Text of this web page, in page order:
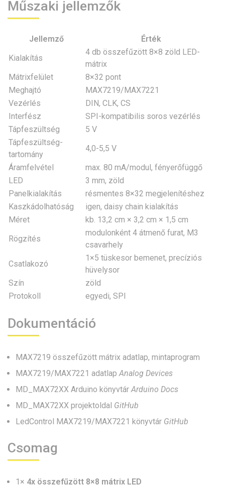
Műszaki jellemzők
Jellemző
Érték
Kialakítás
4 db összefűzött 8×8 zöld LED-
mátrix
Mátrixfelület
8×32 pont
Meghajtó
MAX7219/MAX7221
Vezérlés
DIN, CLK, CS
Interfész
SPI-kompatibilis soros vezérlés
Tápfeszültség
5 V
Tápfeszültség-
tartomány
4,0-5,5 V
Áramfelvétel
max. 80 mA/modul, fényerőfüggő
LED
3 mm, zöld
Panelkialakítás
résmentes 8×32 megjelenítéshez
Kaszkádolhatóság
igen, daisy chain kialakítás
Méret
kb. 13,2 cm × 3,2 cm × 1,5 cm
Rögzítés
modulonként 4 átmenő furat, M3
csavarhely
Csatlakozó
1×5 tüskesor bemenet, precíziós
hüvelysor
Szín
zöld
Protokoll
egyedi, SPI
Dokumentáció
MAX7219 összefűzött mátrix adatlap, mintaprogram
MAX7219/MAX7221 adatlapAnalog Devices
MD_MAX72XX Arduino könyvtárArduino Docs
MD_MAX72XX projektoldal GitHub
LedControl MAX7219/MAX7221 könyvtár GitHub
Csomag
1× 4x összefűzött 8×8 mátrix LED